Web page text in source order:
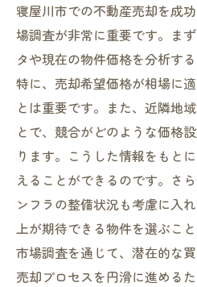
地域限定のプロモー
効果的な地域ネット
地域特有の規制とそ
地域住民のニーズを
信頼できる不動産業者
優良業者を見極める
ト
寝屋川市でのおすす
不動産業者との成功
仲介業者との信頼関
寝屋川市での不動産売却を成
場調査が非常に重要です。ま
タや現在の物件価格を分析す
特に、売却希望価格が相場に
とは重要です。また、近隣地
とで、競合がどのような価格
ります。こうした情報をもと
えることができるのです。さ
ンフラの整備状況も考慮に入
上が期待できる物件を選ぶこ
市場調査を通じて、潜在的な
売却プロセスを円滑に進める